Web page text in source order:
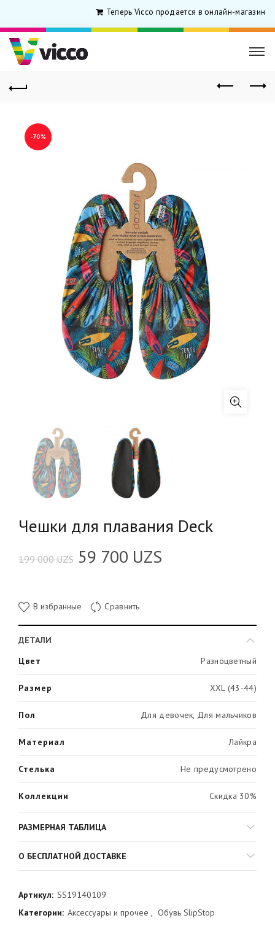
Теперь Vicco продается в онлайн-магазине
-70%
Чешки для плавания Deck
199 000UZS 59 700 UZS
В избранные Сравнить
ДЕТАЛИ
Цвет
Разноцветный
Размер XXL (43-44)
Пол Для девочек, Для мальчиков
Материал Лайкра
Стелька Не предусмотрено
Коллекции Скидка 30%
РАЗМЕРНАЯ ТАБЛИЦА
О БЕСПЛАТНОЙ ДОСТАВКЕ
Артикул: SS19140109
Категории: Аксессуары и прочее , Обувь SlipStop